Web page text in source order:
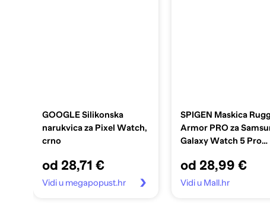
GOOGLE Silikonska
narukvica za Pixel Watch,
crno
od 28,71 €
Vidi u megapopust.hr
SPIGEN Maskica
Armor PRO za
Galaxy Watch 5 Pro
od 28,99 €
Vidi u Mall.hr